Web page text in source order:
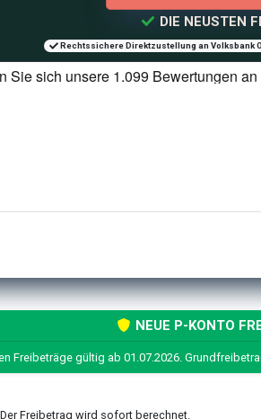
DIE NEUSTEN
Rechtssichere Direktzustellung an Volksbank
NEUE P-KONTO
Freibeträge gültig ab 01.07.2026.
. Der Freibetrag wird sofort berechnet.